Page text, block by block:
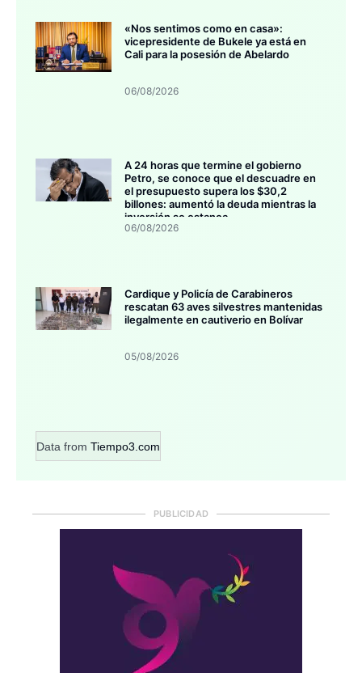
«Nos sentimos como en casa»:
vicepresidente de Bukele ya está en
Cali para la posesión de Abelardo
06/08/2026
A 24 horas que termine el gobierno
Petro, se conoce que el descuadre en
el presupuesto supera los $30,2
billones: aumentó la deuda mientras la
inversión se estanca
06/08/2026
Cardique y Policía de Carabineros
rescatan 63 aves silvestres mantenidas
ilegalmente en cautiverio en Bolívar
05/08/2026
Data from Tiempo3.com
PUBLICIDAD